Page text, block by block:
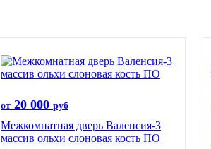
от 20 000 руб
Межкомнатная дверь Валенсия-3
массив ольхи слоновая кость ПО